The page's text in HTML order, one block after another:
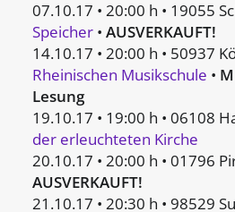
07.10.17 • 20:00 h • 19055
Speicher • AUSVERKAUFT!
14.10.17 • 20:00 h • 50937
Rheinischen Musikschule •
Lesung
19.10.17 • 19:00 h • 06108
der erleuchteten Kirche
20.10.17 • 20:00 h • 01796
AUSVERKAUFT!
21.10.17 • 20:30 h • 98529